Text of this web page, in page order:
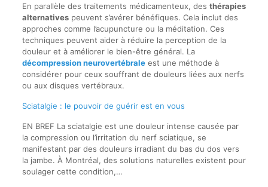
En parallèle des traitements médicamenteux, des thérapies
alternativespeuvent s’avérer bénéfiques. Cela inclut des
approches comme l’acupuncture ou la méditation. Ces
techniques peuvent aider à réduire la perception de la
douleur et à améliorer le bien-être général. La
décompression neurovertébraleest une méthode à
considérer pour ceux souffrant de douleurs liées aux nerfs
ou aux disques vertébraux.
Sciatalgie : le pouvoir de guérir est en vous
EN BREF La sciatalgie est une douleur intense causée par
la compression ou l’irritation du nerf sciatique, se
manifestant par des douleurs irradiant du bas du dos vers
la jambe. À Montréal, des solutions naturelles existent pour
soulager cette condition,…